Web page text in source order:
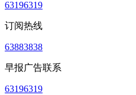
63196319
订阅热线
63883838
早报广告联系
63196319